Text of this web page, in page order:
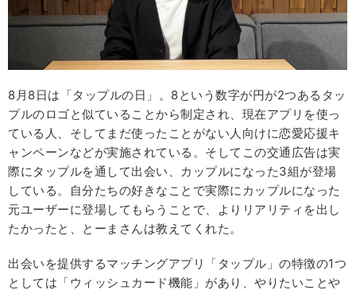
8月8日は「タップルの日」。8という数字が円が2つあるタッ
プルのロゴと似ていることから制定され、現在アプリを使っ
ている人、そしてまだ使ったことがない人向けに恋愛応援キ
ャンペーンなどが実施されている。そしてこの交通広告は実
際にタップルを通して出会い、カップルになった3組が登場
している。自分たちの好きなことで実際にカップルになった
元ユーザーに登場してもらうことで、よりリアリティを出し
たかったと、とーまさんは教えてくれた。
出会いを提供するマッチングアプリ「タップル」の特徴の1つ
としては「ウィッシュカード機能」があり、やりたいことや